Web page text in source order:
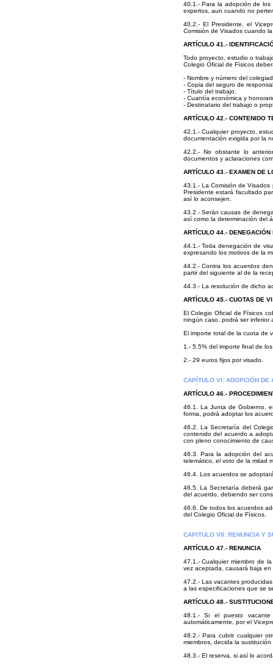
40.1.- Para la adopción de los
expertos, aun cuando no
40.2.- El Presidente, el
Comisión de Visados cuando
ARTÍCULO 41.-
Todo proyecto, estudio o
Colegio Oficial de Físicos
- Nombre y número del
- Copia del seguro de
- Título del trabajo.
- Cuantía económica y
- Destinatario del trabajo o
ARTÍCULO 42.- CONTENIDO
42.1.- Cualquier proyecto,
documentación exigida por la
42.2.- No obstante lo
documentos y aclaraciones
ARTÍCULO 43.- EXAMEN DE
43.1.- La Comisión de
Presidente estará facultado
así lo aconsejen.
43.2.- Serán causas de
así como la determinación del
ARTÍCULO 44.- DENEGACIÓN
44.1.- Toda denegación de
expresando los motivos de la
44.2.- Contra los acuerdos
partir del siguiente al de la
44.3.- La resolución de dicho
ARTÍCULO 45.- CUOTAS DE
El Colegio Oficial de Físicos
ningún caso, podrá ser inferior
El importe total de la cuota de
1.- 5.5% del importe final de
2.- 29 euros fijos por visado.
CAPÍTULO VI: ADOPCIÓN DE
ARTÍCULO 46.-
46.1. La Junta de Gobierno,
forma, podrá adoptar los
46.2. La Secretaría del
contenido del acuerdo a
con pleno conocimiento de
46.3. Para la adopción del
telemático, el voto de la mitad
46.4. Los acuerdos se
46.5. La Secretaría deberá
del acuerdo, debiendo ser
46.6. De todos los acuerdos
del Colegio Oficial de Físicos.
CAPITULO VII: RENUNCIA Y
ARTÍCULO 47.- RENUNCIA
47.1.- Cualquier miembro de
vez aceptada, causará baja en
47.2.- Las vacantes
a las especificaciones que se
ARTÍCULO 48.-
48.1.- Si el puesto
automáticamente, por el
48.2.- Para cubrir cualquier
miembros, decida la
48.3.- El reserva, si así lo